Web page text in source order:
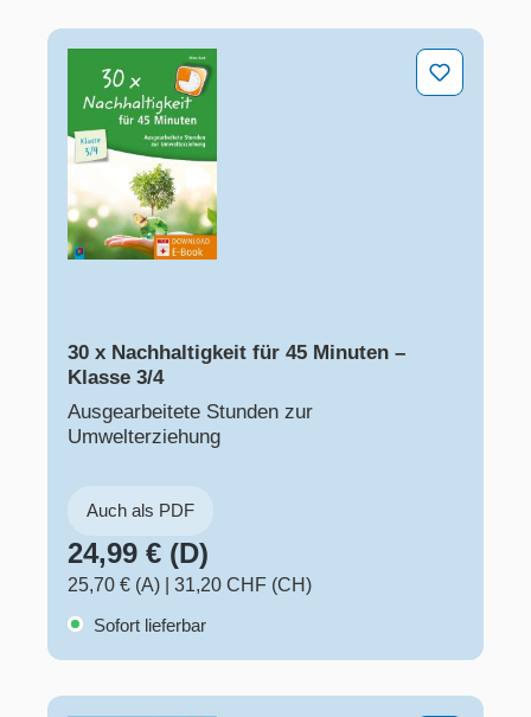
30 x Nachhaltigkeit für 45 Minuten – Klasse 3/4
30 x Nachhaltigkeit für 45 Minuten –
Klasse 3/4
Ausgearbeitete Stunden zur
Umwelterziehung
Auch als PDF
24,99 € (D)
25,70 € (A)
31,20 CHF (CH)
Sofort lieferbar